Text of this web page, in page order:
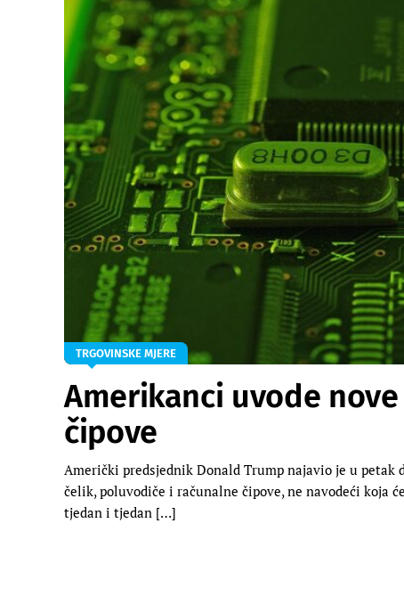
TRGOVINSKE MJERE
Amerikanci uvode
čipove
Američki predsjednik Donald Trump najavio je u
čelik, poluvodiče i računalne čipove, ne navodeći koja
tjedan i tjedan […]